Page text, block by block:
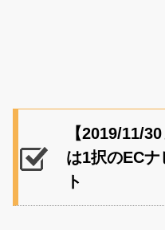
【2019/11/
は1択のEC
ト